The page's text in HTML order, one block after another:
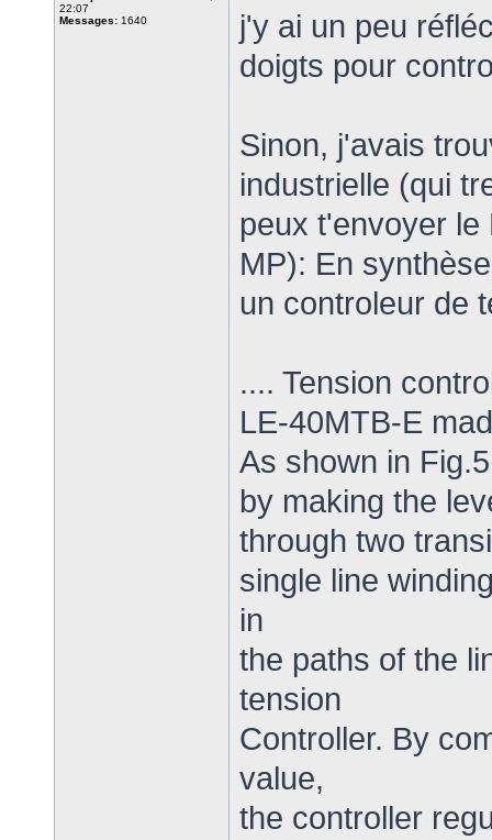
22:07
Messages: 1640
j'y ai un peu
doigts pour
Sinon, j'avais
industrielle (qui
peux t'envoyer
MP): En
un controleur de
.... Tension
LE-40MTB-E
As shown in
by making the
through two
single line
in
the paths of the
tension
Controller. By
value,
the controller